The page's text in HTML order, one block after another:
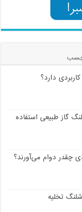
دارد؟
گاز طبیعی استفاده
چقدر دوام می‌آورند؟
تخلیه